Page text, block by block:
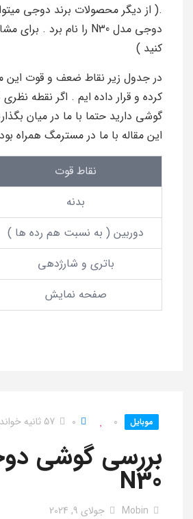
.( از دیگر محصولات برند دوجی
دوجی مدل N30 را نام برد . برای مشاهده مقاله
کنید )
در جدول زیر نقاط ضعف و قوت این
کرده و قرار داده ایم . اگر نقطه نظری
گوشی دارید حتما با ما در میان
این مقاله با ما در مسترمگ همراه
نقاط قوت
بدنه
دوربین ( به نسبت هم رده ها )
باتری و شارژدهی
صفحه نمایش
موبایل 0
0 57 ثانیه خواندن
بررسی گوشی
N30
Mobin جولای 9, 2024